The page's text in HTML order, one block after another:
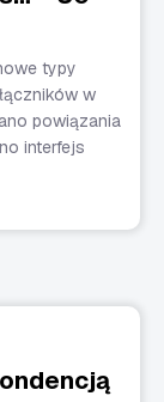
typy
w
powiązania
interfejs